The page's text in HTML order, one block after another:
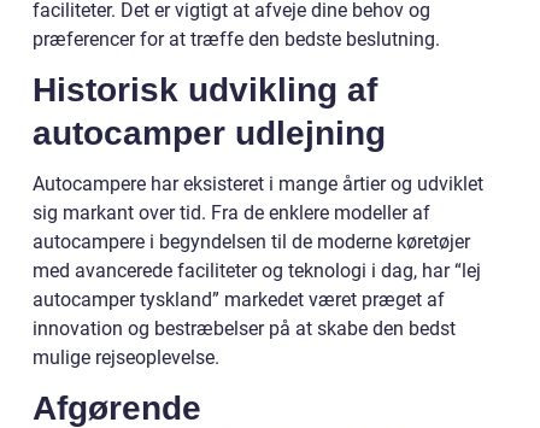
faciliteter. Det er vigtigt at afveje dine behov og
præferencer for at træffe den bedste beslutning.
Historisk udvikling af
autocamper udlejning
Autocampere har eksisteret i mange årtier og udviklet
sig markant over tid. Fra de enklere modeller af
autocampere i begyndelsen til de moderne køretøjer
med avancerede faciliteter og teknologi i dag, har “lej
autocamper tyskland” markedet været præget af
innovation og bestræbelser på at skabe den bedst
mulige rejseoplevelse.
Afgørende